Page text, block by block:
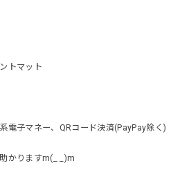
トマット
電子マネー、QRコード決済(PayPay除く)
かりますm(_ _)m